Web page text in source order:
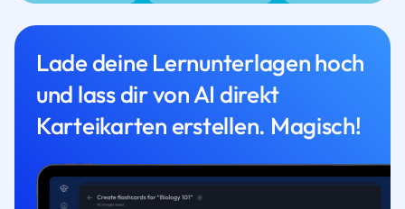
Lade deine Lernunterlagen hoch
und lass dir von AI direkt
Karteikarten erstellen. Magisch!